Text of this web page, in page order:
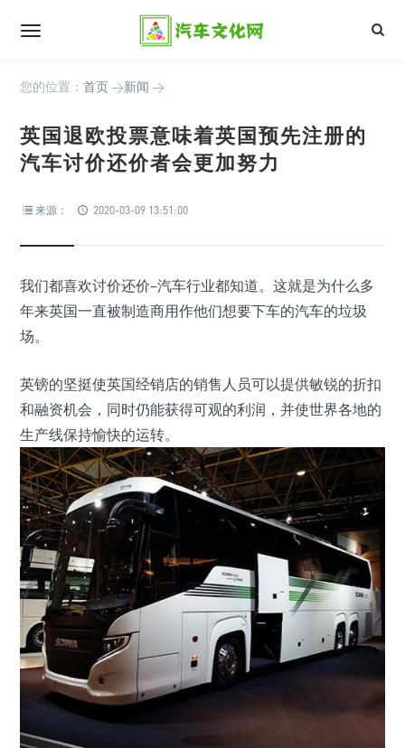
您的位置： 首页 >新闻 >
英国退欧投票意味着英国预先注册的
汽车讨价还价者会更加努力
来源： 2020-03-09 13:51:00
我们都喜欢讨价还价–汽车行业都知道。这就是为什么多
年来英国一直被制造商用作他们想要下车的汽车的垃圾
场。
英镑的坚挺使英国经销店的销售人员可以提供敏锐的折扣
和融资机会，同时仍能获得可观的利润，并使世界各地的
生产线保持愉快的运转。